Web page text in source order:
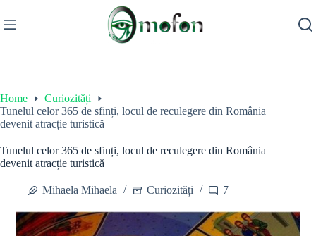
to
content
Home
Curiozități
Tunelul celor 365 de sfinți, locul de reculegere din România
devenit atracție turistică
Tunelul celor 365 de sfinți, locul de reculegere din România
devenit atracție turistică
Mihaela Mihaela Curiozități 7